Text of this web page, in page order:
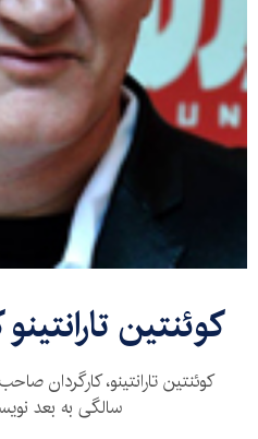
کوئنتین
سالگی به بعد